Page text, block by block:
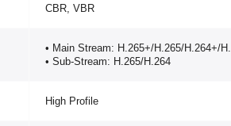
CBR, VBR
• Main Stream: H.265+/H.265/H.264+/
• Sub-Stream: H.265/H.264
High Profile